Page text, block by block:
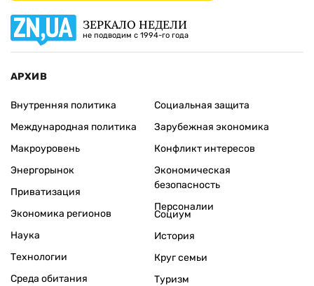
ЗЕРКАЛО НЕДЕЛИ
не подводим с 1994-го года
АРХИВ
Внутренняя политика
Международная политика
Макроуровень
Энергорынок
Приватизация
Экономика регионов
Социальная защита
Зарубежная экономика
Конфликт интересов
Экономическая
безопасность
Персоналии
Наука
Технологии
Среда обитания
Социум
История
Круг семьи
Туризм